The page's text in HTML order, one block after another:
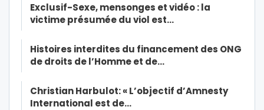
Exclusif-Sexe, mensonges et vidéo : la
victime présumée du viol est…
Histoires interdites du financement des ONG
de droits de l’Homme et de…
Christian Harbulot: « L’objectif d’Amnesty
International est de…